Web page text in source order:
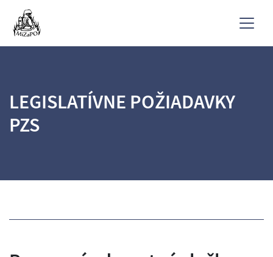
LEGISLATÍVNE POŽIADAVKY
PZS